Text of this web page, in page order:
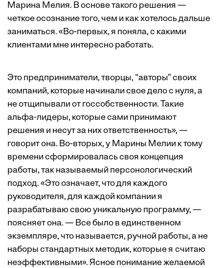
Марина Мелия. В основе такого решения —
четкое осознание того, чем и как хотелось дальше
заниматься. «Во-первых, я поняла, с какими
клиентами мне интересно работать.
Это предприниматели, творцы, “авторы” своих
компаний, которые начинали свое дело с нуля, а
не отщипывали от госсобственности. Такие
альфа-лидеры, которые сами принимают
решения и несут за них ответственность», —
говорит она. Во-вторых, у Марины Мелии к тому
времени сформировалась своя концепция
работы, так называемый персонологический
подход. «Это означает, что для каждого
руководителя, для каждой компании я
разрабатываю свою уникальную программу, —
поясняет она. — Все было в единственном
экземпляре, что называется, ручной работы, а не
наборы стандартных методик, которые я считаю
неэффективными». Ясное понимание желаемой